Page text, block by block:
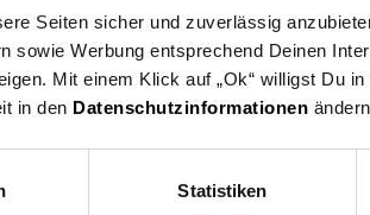
Seiten sicher und zuverlässig
sowie Werbung entsprechend Deinen
Mit einem Klick auf „Ok“ willigst Du
in den Datenschutzinformationen
Statistiken